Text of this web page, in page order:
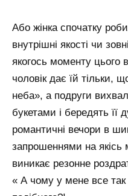
Або жінка спочатку
внутрішні якості чи
якогось моменту цього
чоловік дає їй тільки,
неба», а подруги
букетами і бередять її
романтичні вечори в
запрошеннями на якісь
виникає резонне
« А чому у мене все так